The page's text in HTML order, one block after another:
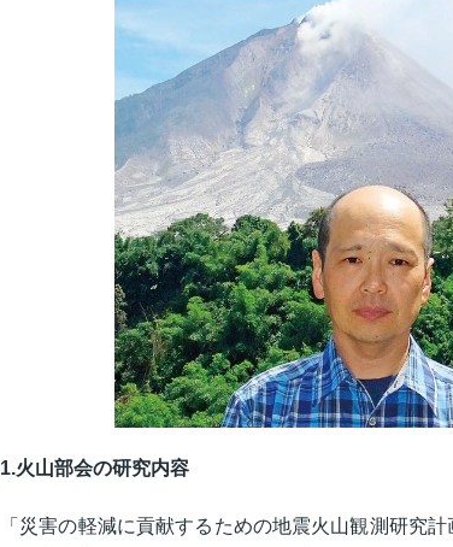
1.火山部会の研究内容
「災害の軽減に貢献するための地震火山観測研究